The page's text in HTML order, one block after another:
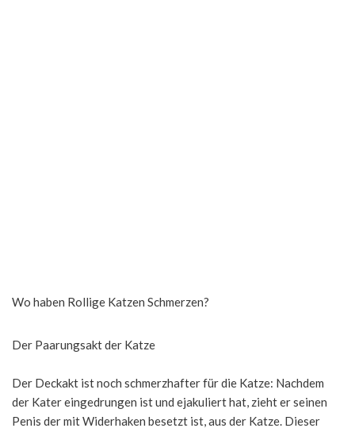
Wo haben Rollige Katzen Schmerzen?
Der Paarungsakt der Katze
Der Deckakt ist noch schmerzhafter für die Katze: Nachdem
der Kater eingedrungen ist und ejakuliert hat, zieht er seinen
Penis der mit Widerhaken besetzt ist, aus der Katze. Dieser